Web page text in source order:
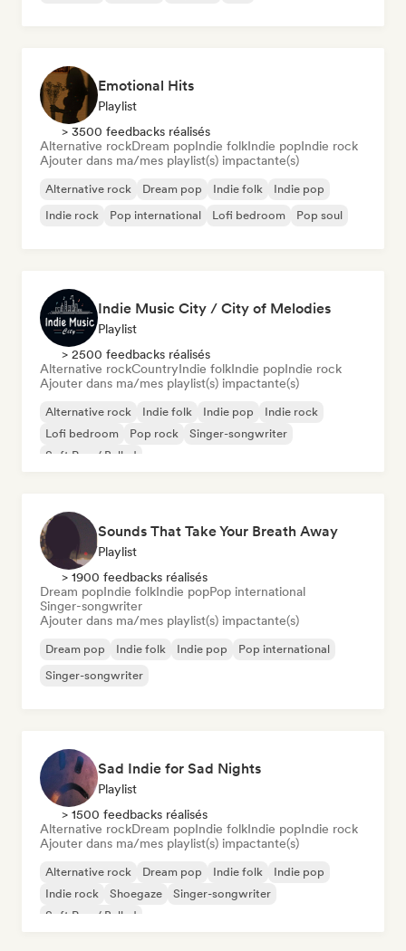
Emotional Hits
Playlist
> 3500 feedbacks réalisés
Alternative rockDream popIndie folkIndie popIndie rock
Ajouter dans ma/mes playlist(s) impactante(s)
Alternative rock Dream pop Indie folk
Indie pop
Indie rock
Pop international Lofi bedroom Pop soul
Indie Music City / City of Melodies
Playlist
> 2500 feedbacks réalisés
Alternative rockCountryIndie folkIndie popIndie rock
Ajouter dans ma/mes playlist(s) impactante(s)
Alternative rock Indie folk Indie pop
Indie rock
Lofi bedroom
Pop rock
Singer-songwriter
Soft Pop / Ballad
Sounds That Take Your Breath Away
Playlist
> 1900 feedbacks réalisés
Dream popIndie folkIndie popPop international
Singer-songwriter
Ajouter dans ma/mes playlist(s) impactante(s)
Dream pop Indie folk Indie pop
Pop international
Singer-songwriter
Sad Indie for Sad Nights
Playlist
> 1500 feedbacks réalisés
Alternative rockDream popIndie folkIndie popIndie rock
Ajouter dans ma/mes playlist(s) impactante(s)
Alternative rock Dream pop Indie folk
Indie pop
Indie rock
Shoegaze
Singer-songwriter
Soft Pop / Ballad